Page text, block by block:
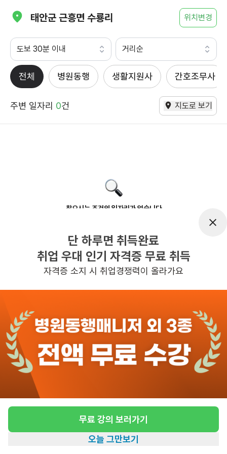
태안군 근흥면 수룡리 위치변경
도보 30분 이내 거리순
전체 병원동행 생활지원사 간호조무사
주변 일자리 0건 지도로 보기
찾으시는 조건의 일자리가 없습니다
반경 3KM 이내의 일자리 확인하기
단 하루면 취득완료
취업 우대 인기 자격증 무료 취득
자격증 소지 시 취업경쟁력이 올라가요
무료 강의 보러가기
오늘 그만보기